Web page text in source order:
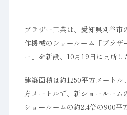
ブラザー工業は、愛知県刈谷
作機械のショールーム「ブラザ
ー」を新設、10月19日に開所し
建築面積は約1250平方メート
方メートルで、新ショールーム
ショールームの約2.4倍の900平